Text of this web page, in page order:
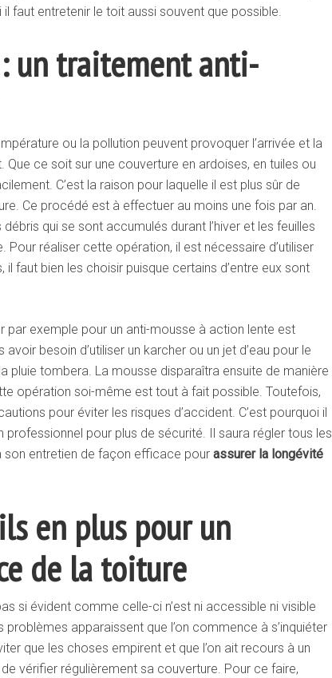
faut entretenir le toit aussi souvent que possible.
: un traitement anti-
ou la pollution peuvent provoquer l’arrivée et la
ce soit sur une couverture en ardoises, en tuiles ou
C’est la raison pour laquelle il est plus sûr de
Ce procédé est à effectuer au moins une fois par an.
qui se sont accumulés durant l’hiver et les feuilles
Pour réaliser cette opération, il est nécessaire d’utiliser
faut bien les choisir puisque certains d’entre eux sont
par exemple pour un anti-mousse à action lente est
besoin d’utiliser un karcher ou un jet d’eau pour le
pluie tombera. La mousse disparaîtra ensuite de manière
opération soi-même est tout à fait possible. Toutefois,
pour éviter les risques d’accident. C’est pourquoi il
pour plus de sécurité. Il saura régler tous les
entretien de façon efficace pour assurer la longévité
en plus pour un
de la toiture
si évident comme celle-ci n’est ni accessible ni visible
problèmes apparaissent que l’on commence à s’inquiéter
que les choses empirent et que l’on ait recours à un
vérifier régulièrement sa couverture. Pour ce faire,